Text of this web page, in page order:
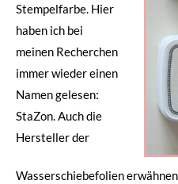
Stempelfarbe. Hier
haben ich bei
meinen Recherchen
immer wieder einen
Namen gelesen:
StaZon. Auch die
Hersteller der
Wasserschiebefolien